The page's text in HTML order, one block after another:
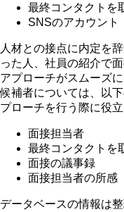
最終コンタクトを
SNSのアカウント
人材との接点に内定を
った人、社員の紹介で
アプローチがスムーズ
候補者については、以
プローチを行う際に役立
面接担当者
最終コンタクトを
面接の議事録
面接担当者の所感
データベースの情報は